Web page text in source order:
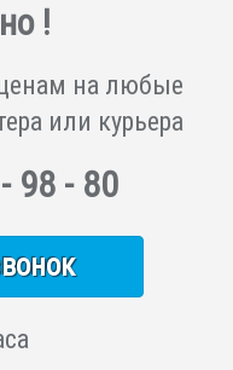
!
на любые
или курьера
98 - 80